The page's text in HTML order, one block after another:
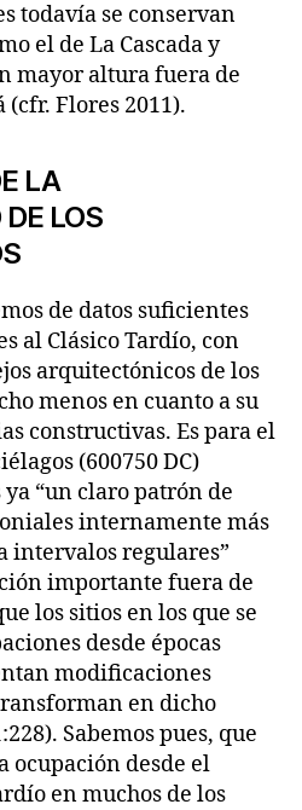
todavía se conservan
el de La Cascada y
mayor altura fuera de
Flores 2011).
LA
LOS
de datos suficientes
al Clásico Tardío, con
arquitectónicos de los
menos en cuanto a su
constructivas. Es para el
(600750 DC)
“un claro patrón de
internamente más
intervalos regulares”
importante fuera de
los sitios en los que se
desde épocas
modificaciones
en dicho
Sabemos pues, que
ocupación desde el
en muchos de los